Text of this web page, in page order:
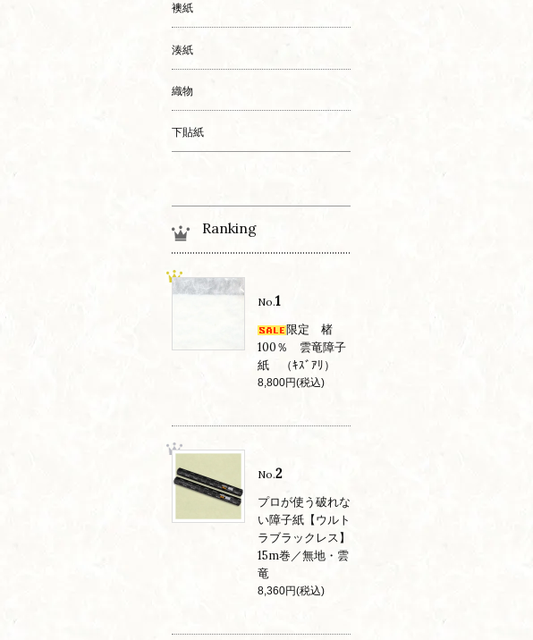
襖紙
湊紙
織物
下貼紙
Ranking
No.1
限定 楮
100％ 雲竜障子
紙 （ｷｽﾞｱﾘ）
8,800円(税込)
No.2
プロが使う破れな
い障子紙【ウルト
ラブラックレス】
15m巻／無地・雲
竜
8,360円(税込)